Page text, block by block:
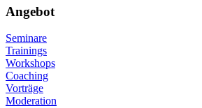
Angebot
Seminare
Trainings
Workshops
Coaching
Vorträge
Moderation